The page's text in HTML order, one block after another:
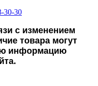
30-30
с изменением
товара могут
информацию